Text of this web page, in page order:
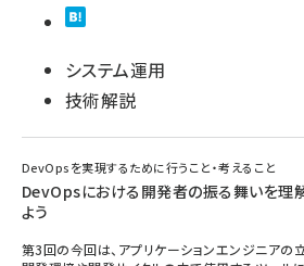
システム運用
技術解説
DevOpsを実現するために行うこと・考えること
DevOpsにおける開発者の振る舞いを理
よう
第3回の今回は、アプリケーションエンジニアの